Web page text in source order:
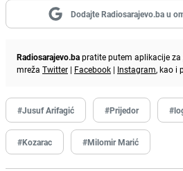
Dodajte Radiosarajevo.ba u
Radiosarajevo.bapratite putem aplikacije za
mreža Twitter | Facebook | Instagram, kao i
#Jusuf Arifagić #Prijedor
#Kozarac #Milomir Marić